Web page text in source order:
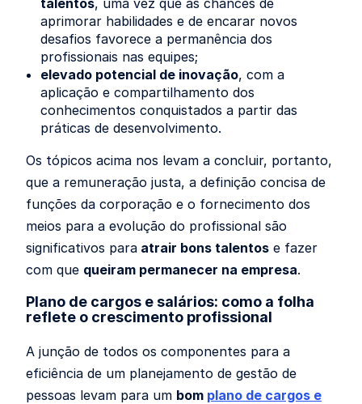
aprimorar habilidades e de encarar novos
desafios favorece a permanência dos
profissionais nas equipes;
elevado potencial de inovação, com a
aplicação e compartilhamento dos
conhecimentos conquistados a partir das
práticas de desenvolvimento.
Os tópicos acima nos levam a concluir, portanto,
que a remuneração justa, a definição concisa de
funções da corporação e o fornecimento dos
meios para a evolução do profissional são
significativos para atrair bons talentos e fazer
com que queiram permanecer na empresa.
Plano de cargos e salários: como a folha
reflete o crescimento profissional
A junção de todos os componentes para a
eficiência de um planejamento de gestão de
pessoas levam para um bom plano de cargos e